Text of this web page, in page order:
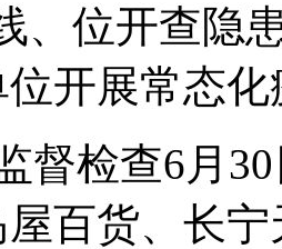
、位开查隐
开展常态
督检查6月
百货、长